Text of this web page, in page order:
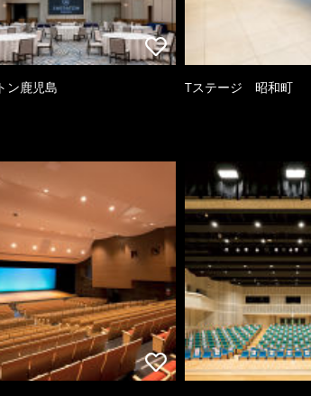
ン鹿児島 Tステージ 昭和町